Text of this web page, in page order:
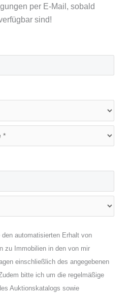
per E-Mail, sobald
sind!
den automatisierten Erhalt von
zu Immobilien in den von mir
einschließlich des angegebenen
bitte ich um die regelmäßige
Auktionskatalogs sowie